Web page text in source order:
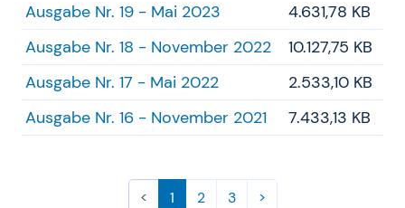
Ausgabe Nr. 19 - Mai 2023
4.631,78 KB
Ausgabe Nr. 18 - November 2022
10.127,75 KB
Ausgabe Nr. 17 - Mai 2022
2.533,10 KB
Ausgabe Nr. 16 - November 2021
7.433,13 KB
< 1(aktuell)
2 3 >